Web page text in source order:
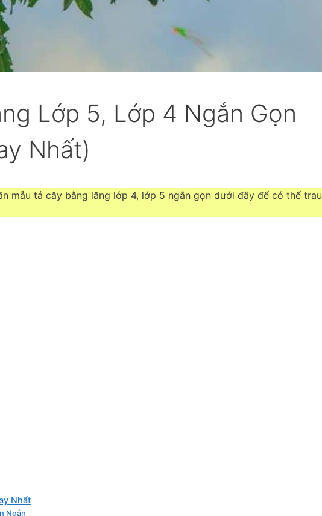
Lớp 5, Lớp 4 Ngắn Gọn
Nhất)
mẫu tả cây bằng lăng lớp 4, lớp 5 ngắn gọn dưới đây để có thể trau
Nhất
Ngắn